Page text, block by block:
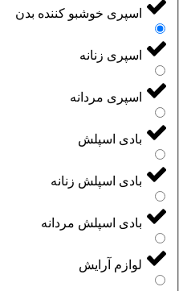
اسپری خوشبو کننده بدن
اسپری زنانه
اسپری مردانه
بادی اسپلش
بادی اسپلش زنانه
بادی اسپلش مردانه
لوازم آرایش